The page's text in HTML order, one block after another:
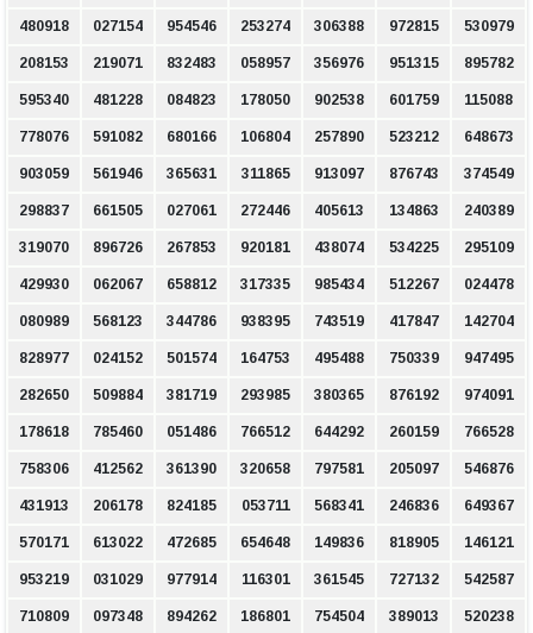
480918 027154 954546 253274 306388 972815 530979
208153 219071 832483 058957 356976 951315 895782
595340 481228 084823 178050 902538 601759 115088
778076 591082 680166 106804 257890 523212 648673
903059 561946 365631 311865 913097 876743 374549
298837 661505 027061 272446 405613 134863 240389
319070 896726 267853 920181 438074 534225 295109
429930 062067 658812 317335 985434 512267 024478
080989 568123 344786 938395 743519 417847 142704
828977 024152 501574 164753 495488 750339 947495
282650 509884 381719 293985 380365 876192 974091
178618 785460 051486 766512 644292 260159 766528
758306 412562 361390 320658 797581 205097 546876
431913 206178 824185 053711 568341 246836 649367
570171 613022 472685 654648 149836 818905 146121
953219 031029 977914 116301 361545 727132 542587
710809 097348 894262 186801 754504 389013 520238